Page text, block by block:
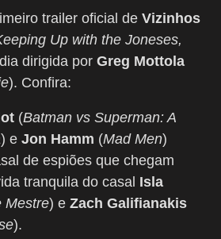
trailer oficial de Vizinhos
Up with the Joneses,
dirigida por Greg Mottola
). Confira:
(Batman vs Superman: A
) e Jon Hamm (Mad Men)
de espiões que chegam
tranquila do casal Isla
Mestre) e Zach Galifianakis
).